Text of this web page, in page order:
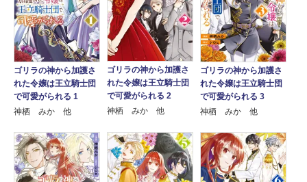
ゴリラの神から加護さ
れた令嬢は王立騎士団
で可愛がられる 1
神栖 みか 他
ゴリラの神から加護さ
れた令嬢は王立騎士団
で可愛がられる 2
神栖 みか 他
ゴリラの神から加護さ
れた令嬢は王立騎士団
で可愛がられる 3
神栖 みか 他